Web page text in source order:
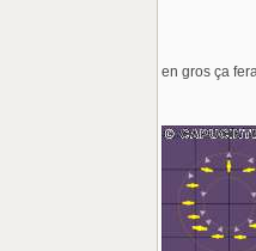
en gros ça